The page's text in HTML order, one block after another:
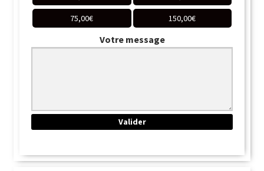
75,00€ 150,00€
Votre message